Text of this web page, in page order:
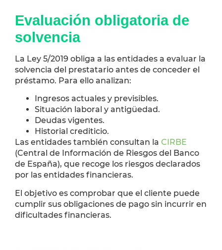
Evaluación obligatoria de
solvencia
La Ley 5/2019 obliga a las entidades a evaluar la
solvencia del prestatario antes de conceder el
préstamo. Para ello analizan:
Ingresos actuales y previsibles.
Situación laboral y antigüedad.
Deudas vigentes.
Historial crediticio.
Las entidades también consultan la CIRBE
(Central de Información de Riesgos del Banco
de España), que recoge los riesgos declarados
por las entidades financieras.
El objetivo es comprobar que el cliente puede
cumplir sus obligaciones de pago sin incurrir en
dificultades financieras.